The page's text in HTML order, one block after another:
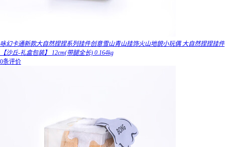
咏幻卡通新款大自然捏捏系列挂件创意雪山青山挂饰火山地貌小玩偶 大自然捏捏挂件
【沙丘-礼盒包装】 12cm(带腿全长) 0.164kg
0条评价